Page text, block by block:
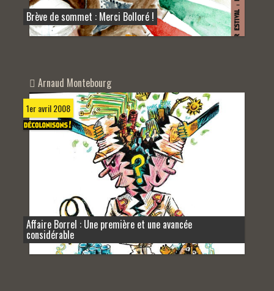
Brève de sommet : Merci Bolloré !
Arnaud Montebourg
1er avril 2008
Affaire Borrel : Une première et une avancée
considérable